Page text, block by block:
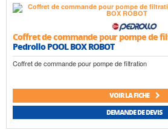
Coffret de commande pour pompe de
Pedrollo POOL BOX ROBOT
Coffret de commande pour pompe de filtration
VOIR LA FICHE
DEMANDE DE DEVIS